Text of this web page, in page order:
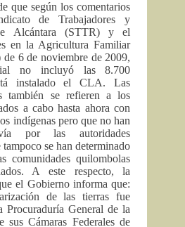
que según los comentarios
de Trabajadores y
Alcántara (STTR) y el
en la Agricultura Familiar
6 de noviembre de 2009,
no incluyó las 8.700
instalado el CLA. Las
también se refieren a los
a cabo hasta ahora con
indígenas pero que no han
por las autoridades
se han determinado
comunidades quilombolas
A este respecto, la
el Gobierno informa que:
de las tierras fue
General de la
Cámaras Federales de